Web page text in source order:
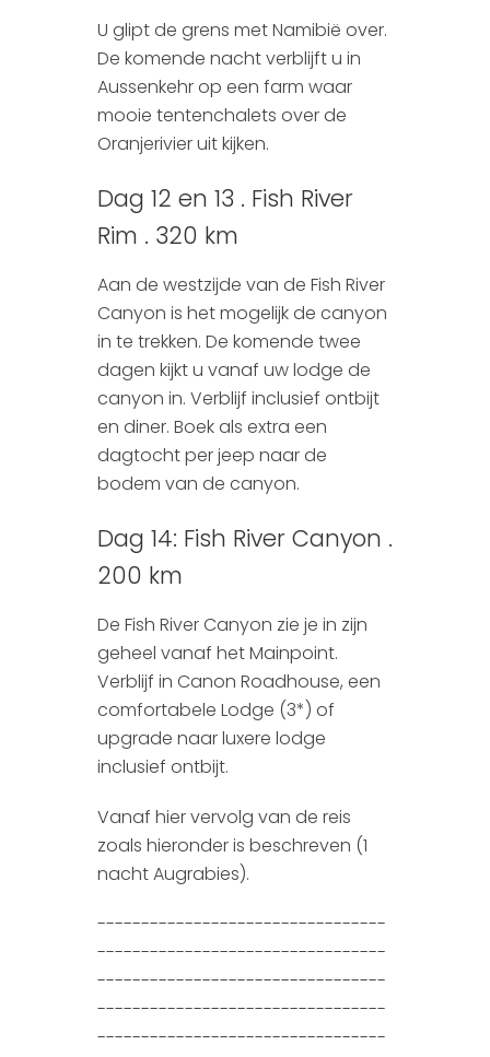
U glipt de grens met Namibië over.
De komende nacht verblijft u in
Aussenkehr op een farm waar
mooie tentenchalets over de
Oranjerivier uit kijken.
Dag 12 en 13 . Fish River
Rim . 320 km
Aan de westzijde van de Fish River
Canyon is het mogelijk de canyon
in te trekken. De komende twee
dagen kijkt u vanaf uw lodge de
canyon in. Verblijf inclusief ontbijt
en diner. Boek als extra een
dagtocht per jeep naar de
bodem van de canyon.
Dag 14: Fish River Canyon .
200 km
De Fish River Canyon zie je in zijn
geheel vanaf het Mainpoint.
Verblijf in Canon Roadhouse, een
comfortabele Lodge (3*) of
upgrade naar luxere lodge
inclusief ontbijt.
Vanaf hier vervolg van de reis
zoals hieronder is beschreven (1
nacht Augrabies).
---------------------------------
---------------------------------
---------------------------------
---------------------------------
---------------------------------